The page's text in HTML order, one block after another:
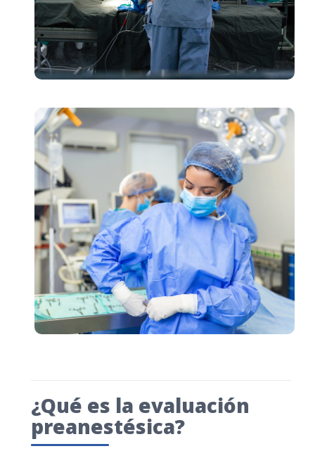
¿Qué es la evaluación
preanestésica?